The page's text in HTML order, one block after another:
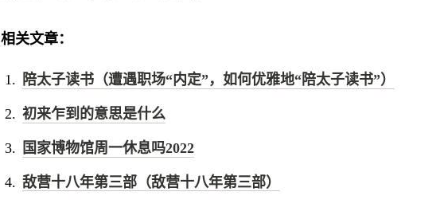
相关文章：
陪太子读书（遭遇职场“内定”，如何优雅地“陪太子读书”）
初来乍到的意思是什么
国家博物馆周一休息吗2022
敌营十八年第三部（敌营十八年第三部）